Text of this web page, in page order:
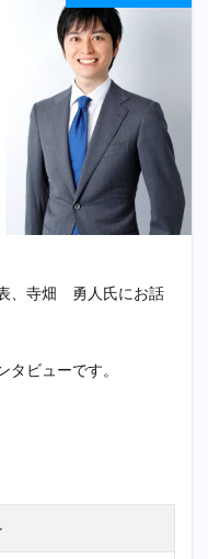
、寺畑 勇人氏にお話
タビューです。